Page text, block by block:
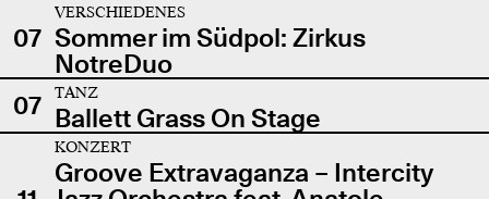
07
VERSCHIEDENES
Sommer im Südpol: Zirkus
NotreDuo
07
TANZ
Ballett Grass On Stage
KONZERT
Groove Extravaganza – Intercity